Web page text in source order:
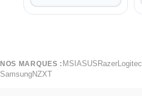
NOS MARQUES : MSI ASUS Razer
SamsungNZXT